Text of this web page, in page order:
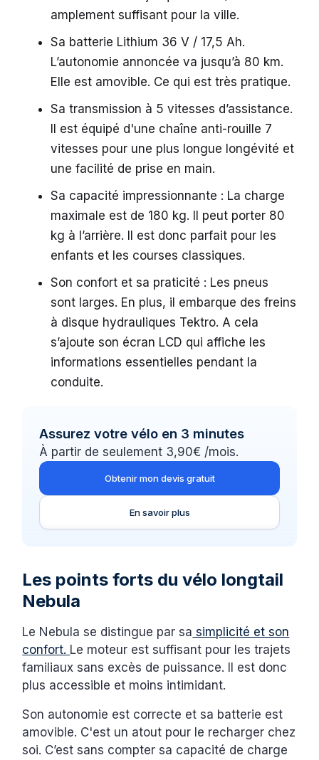
amplement suffisant pour la ville.
Sa batterie Lithium 36 V / 17,5 Ah.
L’autonomie annoncée va jusqu’à 80 km.
Elle est amovible. Ce qui est très pratique.
Sa transmission à 5 vitesses d’assistance.
Il est équipé d'une chaîne anti-rouille 7
vitesses pour une plus longue longévité et
une facilité de prise en main.
Sa capacité impressionnante : La charge
maximale est de 180 kg. Il peut porter 80
kg à l’arrière. Il est donc parfait pour les
enfants et les courses classiques.
Son confort et sa praticité : Les pneus
sont larges. En plus, il embarque des freins
à disque hydrauliques Tektro. A cela
s’ajoute son écran LCD qui affiche les
informations essentielles pendant la
conduite.
Assurez votre vélo en 3 minutes
À partir de seulement 3,90€ /mois.
Obtenir mon devis gratuit
En savoir plus
Les points forts du vélo longtail
Nebula
Le Nebula se distingue par sa simplicité et son
confort. Le moteur est suffisant pour les trajets
familiaux sans excès de puissance. Il est donc
plus accessible et moins intimidant.
Son autonomie est correcte et sa batterie est
amovible. C'est un atout pour le recharger chez
soi. C’est sans compter sa capacité de charge